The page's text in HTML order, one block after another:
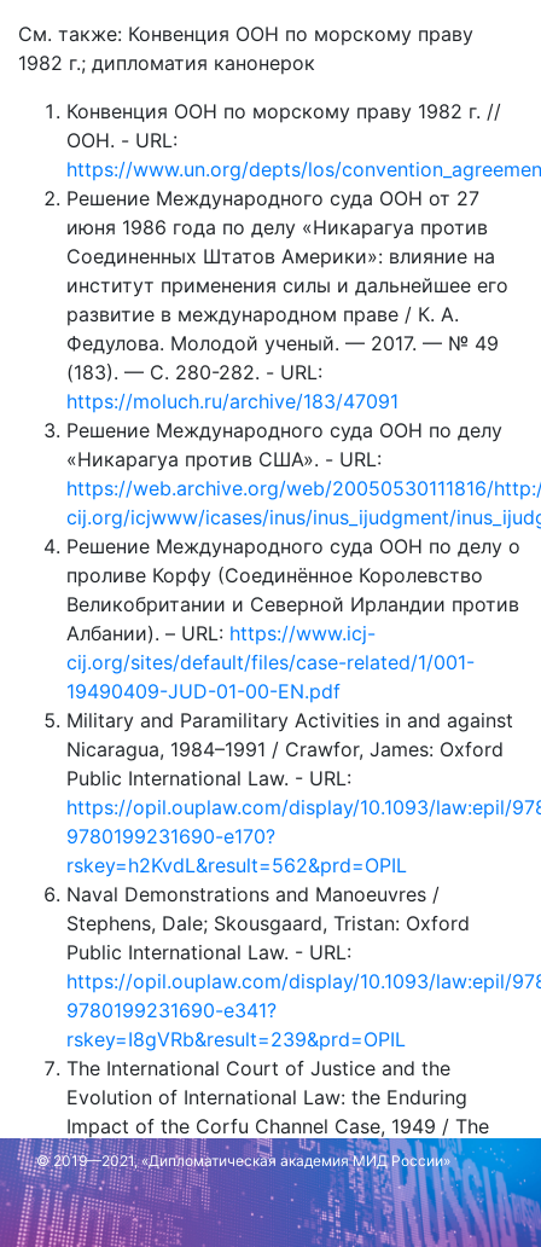
См. также: Конвенция ООН по морскому праву
1982 г.; дипломатия канонерок
Конвенция ООН по морскому праву 1982 г. //
ООН. - URL:
https://www.un.org/depts/los/
Решение Международного суда ООН от 27
июня 1986 года по делу «Никарагуа против
Соединенных Штатов Америки»: влияние на
институт применения силы и дальнейшее его
развитие в международном праве / К. А.
Федулова. Молодой ученый. — 2017. — № 49
(183). — С. 280-282. - URL:
https://moluch.ru/archive/183/47091
Решение Международного суда ООН по делу
«Никарагуа против США». - URL:
https://web.archive.org/web/20050530111816/
cij.org/icjwww/icases/inus/inus_ijudgment/
Решение Международного суда ООН по делу о
проливе Корфу (Соединённое Королевство
Великобритании и Северной Ирландии против
Албании). – URL: https://www.icj-
cij.org/sites/default/files/case-related/1/001-
19490409-JUD-01-00-EN.pdf
Military and Paramilitary Activities in and against
Nicaragua, 1984–1991 / Crawfor, James: Oxford
Public International Law. - URL:
https://opil.ouplaw.com/display/10.1093/law:epil/
9780199231690-e170?
rskey=h2KvdL&result=562&prd=OPIL
Naval Demonstrations and Manoeuvres /
Stephens, Dale; Skousgaard, Tristan: Oxford
Public International Law. - URL:
https://opil.ouplaw.com/display/10.1093/law:epil/
9780199231690-e341?
rskey=I8gVRb&result=239&prd=OPIL
The International Court of Justice and the
Evolution of International Law: the Enduring
Impact of the Corfu Channel Case, 1949 / The
Australian National University. – URL:
https://researchportalplus.anu.edu.au/en/
icj-and-the-evolution-of-international-law-the-
enduring-impac/
© 2019—2021, «Дипломатическая академия МИД России»